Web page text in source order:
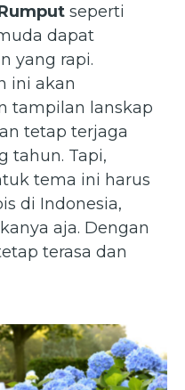
seperti
dapat
yang rapi.
ini akan
tampilan lanskap
tetap terjaga
tahun. Tapi,
tema ini harus
di Indonesia,
aja. Dengan
terasa dan